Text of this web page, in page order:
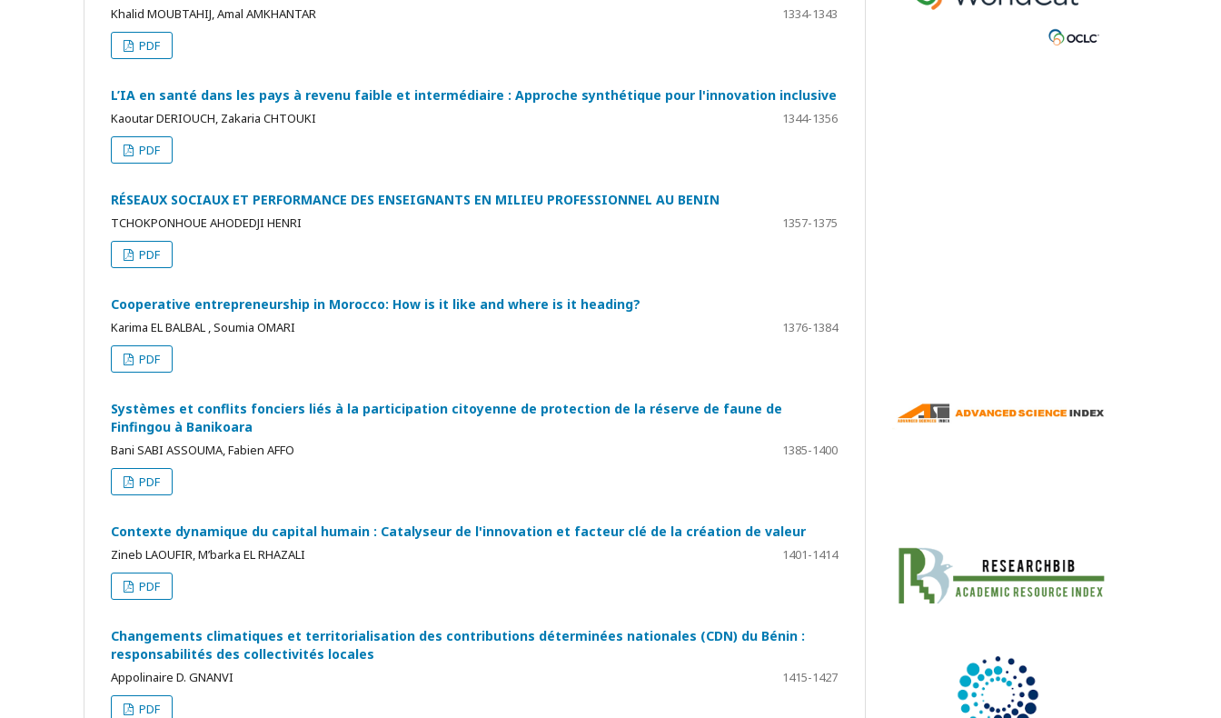
Khalid MOUBTAHIJ, Amal AMKHANTAR
1334-1343
PDF
L’IA en santé dans les pays à revenu faible et intermédiaire : Approche synthétique pour l'innovation inclusive
Kaoutar DERIOUCH, Zakaria CHTOUKI
1344-1356
PDF
RÉSEAUX SOCIAUX ET PERFORMANCE DES ENSEIGNANTS EN MILIEU PROFESSIONNEL AU BENIN
TCHOKPONHOUE AHODEDJI HENRI
1357-1375
PDF
Cooperative entrepreneurship in Morocco: How is it like and where is it heading?
Karima EL BALBAL , Soumia OMARI
1376-1384
PDF
Systèmes et conflits fonciers liés à la participation citoyenne de protection de la réserve de faune de
Finfingou à Banikoara
Bani SABI ASSOUMA, Fabien AFFO
1385-1400
PDF
Contexte dynamique du capital humain : Catalyseur de l'innovation et facteur clé de la création de valeur
Zineb LAOUFIR, M’barka EL RHAZALI
1401-1414
PDF
Changements climatiques et territorialisation des contributions déterminées nationales (CDN) du Bénin :
responsabilités des collectivités locales
Appolinaire D. GNANVI
1415-1427
PDF